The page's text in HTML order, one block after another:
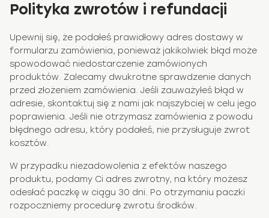
Polityka zwrotów i refundacji
Upewnij się, że podałeś prawidłowy adres dostawy w
formularzu zamówienia, ponieważ jakikolwiek błąd może
spowodować niedostarczenie zamówionych
produktów. Zalecamy dwukrotne sprawdzenie danych
przed złożeniem zamówienia. Jeśli zauważyłeś błąd w
adresie, skontaktuj się z nami jak najszybciej w celu jego
poprawienia. Jeśli nie otrzymasz zamówienia z powodu
błędnego adresu, który podałeś, nie przysługuje zwrot
kosztów.
W przypadku niezadowolenia z efektów naszego
produktu, podamy Ci adres zwrotny, na który możesz
odesłać paczkę w ciągu 30 dni. Po otrzymaniu paczki
rozpoczniemy procedurę zwrotu środków.